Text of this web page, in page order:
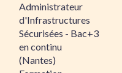
Administrateur
d'Infrastructures
Sécurisées - Bac+3
en continu
(Nantes)